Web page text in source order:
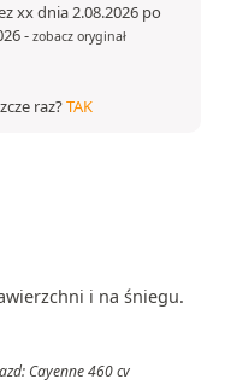
xx dnia 2.08.2026 po
- zobacz oryginał
raz?TAK
i na śniegu.
Cayenne 460 cv